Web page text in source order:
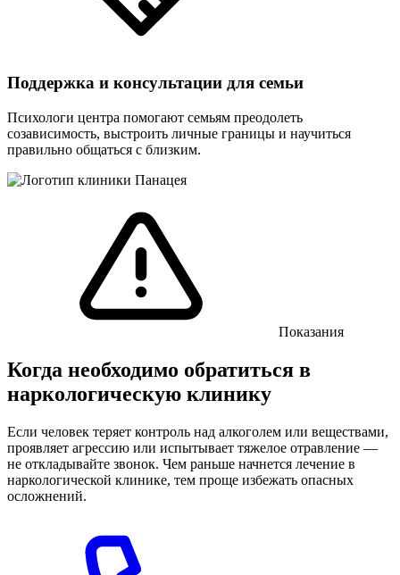
Поддержка и консультации для семьи
Психологи центра помогают семьям преодолеть
созависимость, выстроить личные границы и научиться
правильно общаться с близким.
Показания
Когда необходимо обратиться в
наркологическую клинику
Если человек теряет контроль над алкоголем или веществами,
проявляет агрессию или испытывает тяжелое отравление —
не откладывайте звонок. Чем раньше начнется лечение в
наркологической клинике, тем проще избежать опасных
осложнений.